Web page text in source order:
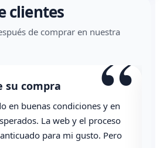
clientes
de comprar en nuestra
sobre su compra
correcto. Genial la atención vía
P.